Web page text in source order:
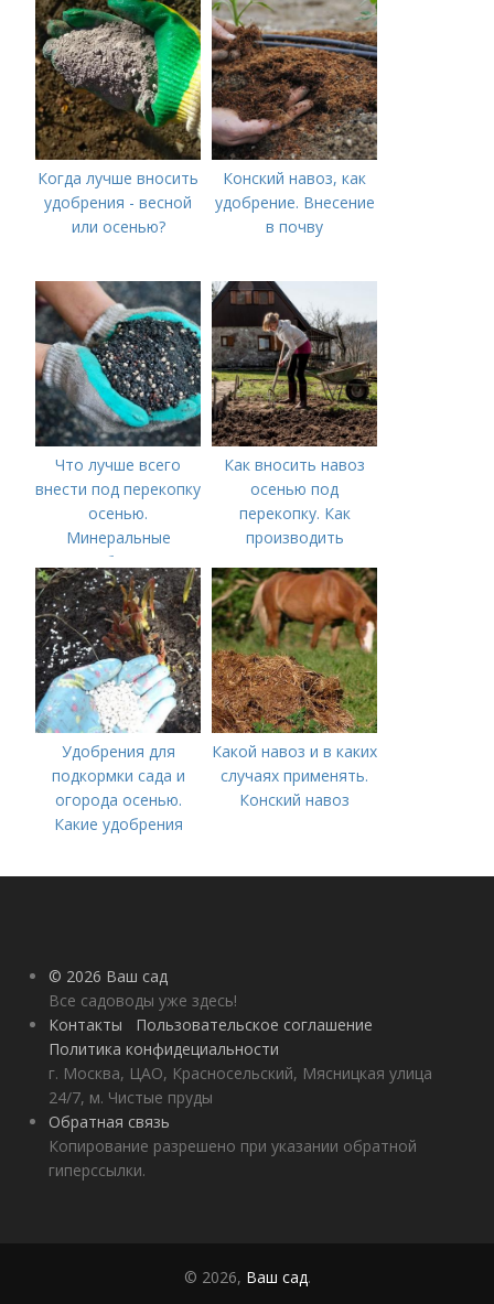
внесения удобрений
Когда лучше вносить
удобрения - весной
или осенью?
Конский навоз, как
удобрение. Внесение
в почву
Что лучше всего
внести под перекопку
осенью.
Минеральные
удобрения
Как вносить навоз
осенью под
перекопку. Как
производить
Удобрения для
подкормки сада и
огорода осенью.
Какие удобрения
правильно это
Какой навоз и в каких
случаях применять.
Конский навоз
© 2026 Ваш сад
Все садоводы уже здесь!
Контакты
Пользовательское соглашение
Политика конфидециальности
г. Москва, ЦАО, Красносельский, Мясницкая улица
24/7, м. Чистые пруды
Обратная связь
Копирование разрешено при указании обратной
гиперссылки.
© 2026, Ваш сад.